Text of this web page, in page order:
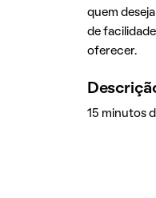
quem
de
oferecer.
15 minutos